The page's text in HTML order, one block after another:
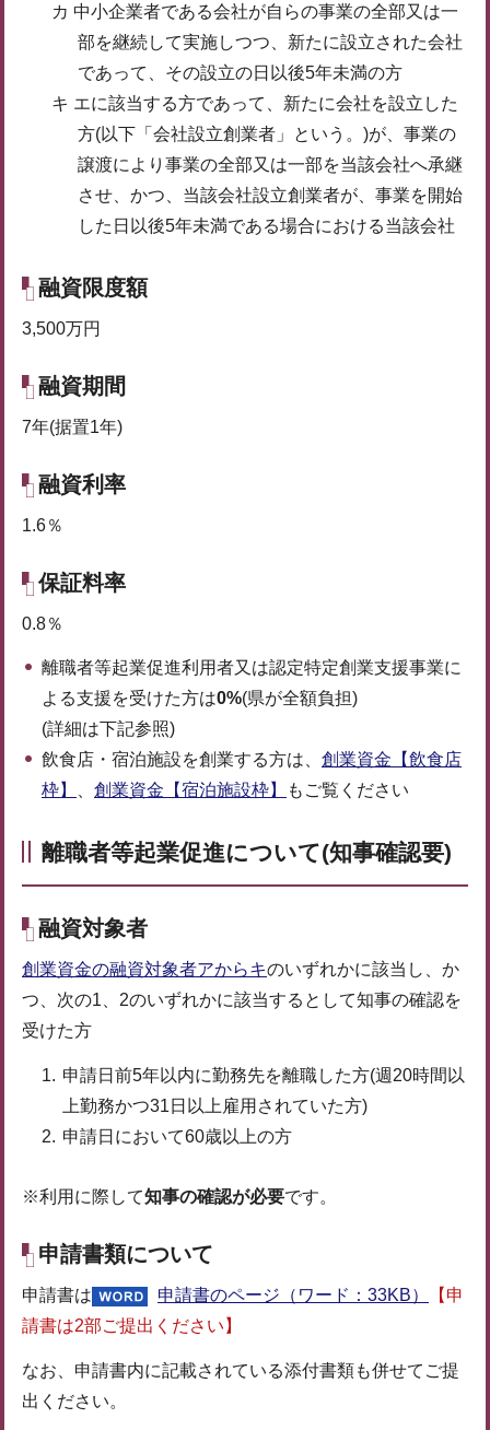
カ 中小企業者である会社が自らの事業の全部又は一
部を継続して実施しつつ、新たに設立された会社
であって、その設立の日以後5年未満の方
キ エに該当する方であって、新たに会社を設立した
方(以下「会社設立創業者」という。)が、事業の
譲渡により事業の全部又は一部を当該会社へ承継
させ、かつ、当該会社設立創業者が、事業を開始
した日以後5年未満である場合における当該会社
融資限度額
3,500万円
融資期間
7年(据置1年)
融資利率
1.6％
保証料率
0.8％
離職者等起業促進利用者又は認定特定創業支援事業に
よる支援を受けた方は0%(県が全額負担)
(詳細は下記参照)
飲食店・宿泊施設を創業する方は、 創業資金【飲食店
枠】
創業資金【宿泊施設枠】 もご覧ください
離職者等起業促進について(知事確認要)
融資対象者
創業資金の融資対象者アからキのいずれかに該当し、か
つ、次の1、2のいずれかに該当するとして知事の確認を
受けた方
申請日前5年以内に勤務先を離職した方(週20時間以
上勤務かつ31日以上雇用されていた方)
申請日において60歳以上の方
※利用に際して知事の確認が必要です。
申請書類について
申請書は 申請書のページ（ワード：33KB）
【申
請書は2部ご提出ください】
なお、申請書内に記載されている添付書類も併せてご提
出ください。